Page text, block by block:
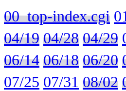
00_top-index.cgi
04/19 04/28 04/29
06/14 06/18 06/20
07/25 07/31 08/02